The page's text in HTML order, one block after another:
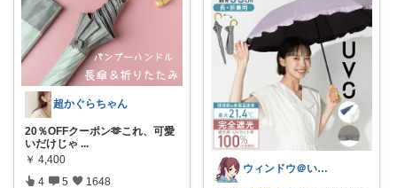
超かぐらちゃん
20％OFFクーポン🫶これ、可愛
いだけじゃ ...
￥ 4,400
4 5 1648
ウィンドウ＠いつもありがとうございます♪